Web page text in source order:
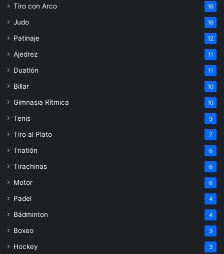
Tiro con Arco 16
Judo 16
Patinaje 12
Ajedrez 11
Duatlón 11
Billar 10
Gimnasia Rítmica 10
Tenis 9
Tiro al Plato 7
Triatlón 6
Tirachinas 6
Motor 6
Padel 4
Bádminton 4
Boxeo 3
Hockey 3